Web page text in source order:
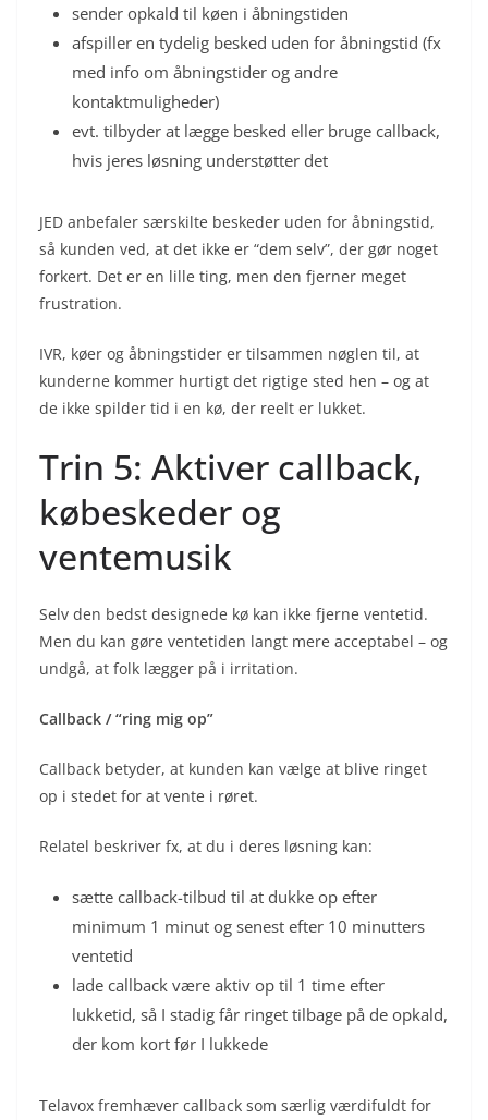
sender opkald til køen i åbningstiden
afspiller en tydelig besked uden for åbningstid (fx
med info om åbningstider og andre
kontaktmuligheder)
evt. tilbyder at lægge besked eller bruge callback,
hvis jeres løsning understøtter det
JED anbefaler særskilte beskeder uden for åbningstid,
så kunden ved, at det ikke er “dem selv”, der gør noget
forkert. Det er en lille ting, men den fjerner meget
frustration.
IVR, køer og åbningstider er tilsammen nøglen til, at
kunderne kommer hurtigt det rigtige sted hen – og at
de ikke spilder tid i en kø, der reelt er lukket.
Trin 5: Aktiver callback,
købeskeder og
ventemusik
Selv den bedst designede kø kan ikke fjerne ventetid.
Men du kan gøre ventetiden langt mere acceptabel – og
undgå, at folk lægger på i irritation.
Callback / “ring mig op”
Callback betyder, at kunden kan vælge at blive ringet
op i stedet for at vente i røret.
Relatel beskriver fx, at du i deres løsning kan:
sætte callback-tilbud til at dukke op efter
minimum 1 minut og senest efter 10 minutters
ventetid
lade callback være aktiv op til 1 time efter
lukketid, så I stadig får ringet tilbage på de opkald,
der kom kort før I lukkede
Telavox fremhæver callback som særlig værdifuldt for